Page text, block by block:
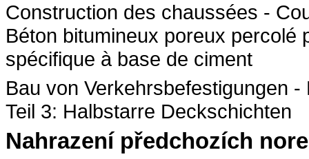
Construction des chaussées -
Béton bitumineux poreux percolé
spécifique à base de ciment
Bau von Verkehrsbefestigungen -
Teil 3: Halbstarre Deckschichten
Nahrazení předchozích